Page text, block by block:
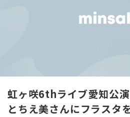
虹ヶ咲6thライブ愛知公
とちえ美さんにフラスタ